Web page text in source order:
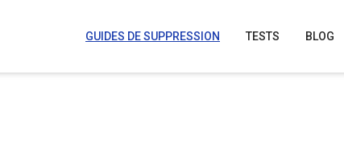
GUIDES DE SUPPRESSION TESTS BLOG